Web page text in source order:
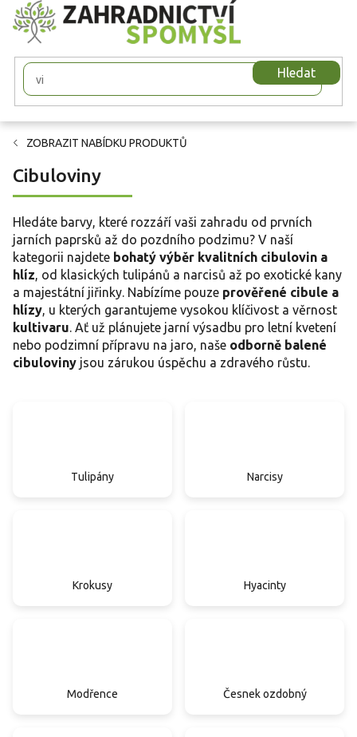
Přejít
na
obsah
Hledat
ZOBRAZIT NABÍDKU PRODUKTŮ
Cibuloviny
Hledáte barvy, které rozzáří vaši zahradu od prvních
jarních paprsků až do pozdního podzimu? V naší
kategorii najdete bohatý výběr kvalitních cibulovin a
hlíz , od klasických tulipánů a narcisů až po exotické kany
a majestátní jiřinky. Nabízíme pouze prověřené cibule a
hlízy , u kterých garantujeme vysokou klíčivost a věrnost
kultivaru . Ať už plánujete jarní výsadbu pro letní kvetení
nebo podzimní přípravu na jaro, naše odborně balené
cibuloviny jsou zárukou úspěchu a zdravého růstu.
Tulipány Narcisy
Krokusy Hyacinty
Modřence Česnek ozdobný